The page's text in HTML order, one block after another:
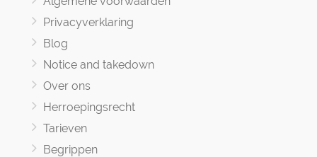
Privacyverklaring
Blog
Notice and takedown
Over ons
Herroepingsrecht
Tarieven
Begrippen